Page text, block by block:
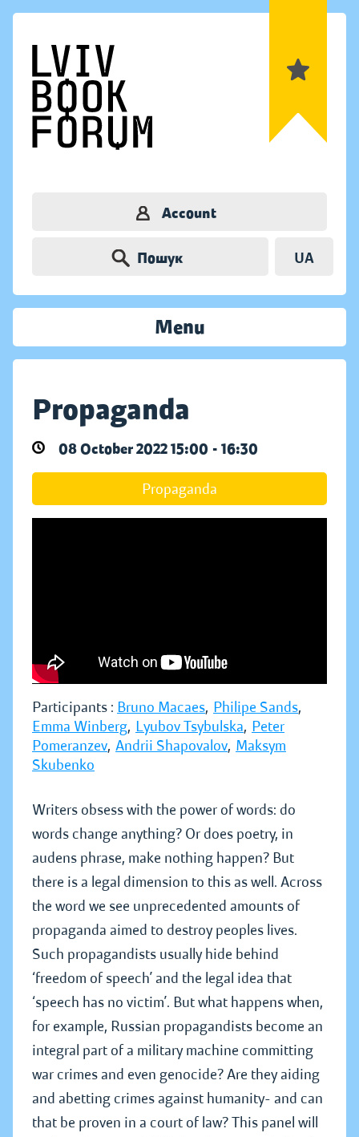
Account
Пошук UA
Menu
Propaganda
08 October 2022 15:00 - 16:30
Propaganda
Participants : Bruno Macaes, Philipe Sands,
Emma Winberg, Lyubov Tsybulska, Peter
Pomeranzev, Andrii Shapovalov, Maksym
Skubenko
Writers obsess with the power of words: do
words change anything? Or does poetry, in
audens phrase, make nothing happen? But
there is a legal dimension to this as well. Across
the word we see unprecedented amounts of
propaganda aimed to destroy peoples lives.
Such propagandists usually hide behind
‘freedom of speech’ and the legal idea that
‘speech has no victim’. But what happens when,
for example, Russian propagandists become an
integral part of a military machine committing
war crimes and even genocide? Are they aiding
and abetting crimes against humanity- and can
that be proven in a court of law? This panel will